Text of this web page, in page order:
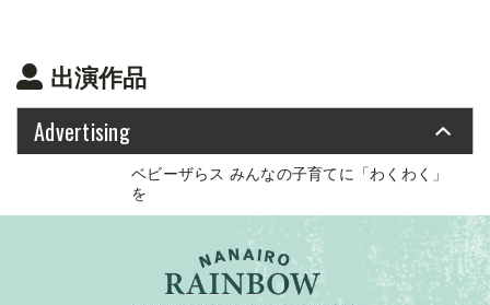
出演作品
Advertising
ベビーザらス みんなの子育てに「わくわく」
を